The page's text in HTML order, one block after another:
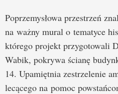
Poprzemysłowa przestrzeń
na ważny mural o tematyce
którego projekt przygotowali
Wabik, pokrywa ścianę
14. Upamiętnia zestrzelenie
lecącego na pomoc